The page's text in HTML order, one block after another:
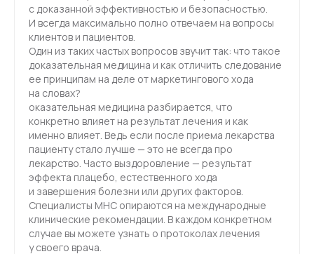
с доказанной эффективностью и безопасностью.
И всегда максимально полно отвечаем на вопросы
клиентов и пациентов.
Один из таких частых вопросов звучит так: что такое
доказательная медицина и как отличить следование
ее принципам на деле от маркетингового хода
на словах?
оказательная медицина разбирается, что
конкретно влияет на результат лечения и как
именно влияет. Ведь если после приема лекарства
пациенту стало лучше — это не всегда про
лекарство. Часто выздоровление — результат
эффекта плацебо, естественного хода
и завершения болезни или других факторов.
Специалисты МНС опираются на международные
клинические рекомендации. В каждом конкретном
случае вы можете узнать о протоколах лечения
у своего врача.
+7(800)200-24-27
Менделеевская
СМИ о нас
Блог
Навигация
О нас
Услуги Стажировка
Специалисты
Групповые тренинги
Контакты